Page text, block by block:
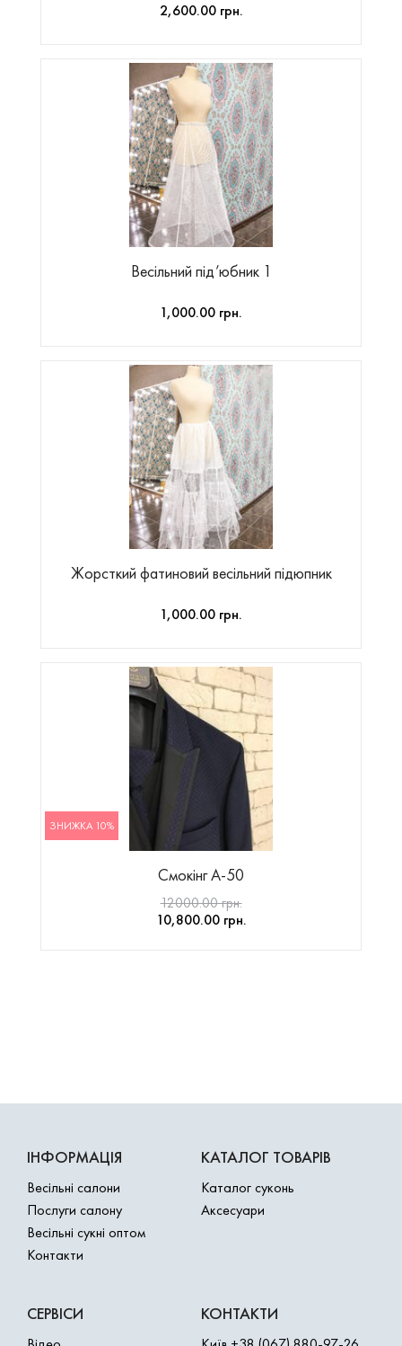
2,600.00 грн.
Весільний під’юбник 1
1,000.00 грн.
Жорсткий фатиновий весільний підюпник
1,000.00 грн.
ЗНИЖКА 10%
Смокінг А-50
12000.00 грн.
10,800.00 грн.
ІНФОРМАЦІЯ
Весільні салони
Послуги салону
Весільні сукні оптом
Контакти
КАТАЛОГ ТОВАРІВ
Каталог суконь
Аксесуари
СЕРВІСИ КОНТАКТИ